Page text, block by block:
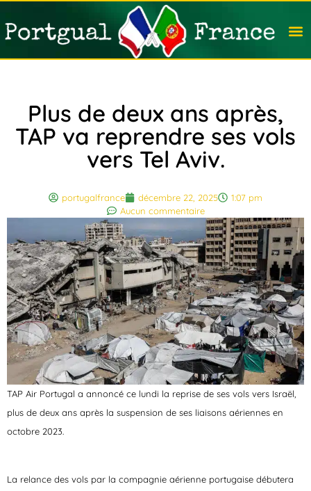
Plus de deux ans après,
TAP va reprendre ses vols
vers Tel Aviv.
portugalfrance décembre 22, 2025
1:07 pm
Aucun commentaire
TAP Air Portugal a annoncé ce lundi la reprise de ses vols vers Israël,
plus de deux ans après la suspension de ses liaisons aériennes en
octobre 2023.
La relance des vols par la compagnie aérienne portugaise débutera